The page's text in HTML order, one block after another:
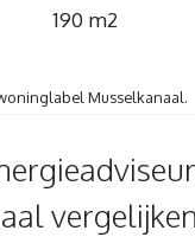
190 m2
Musselkanaal.
vergelijken